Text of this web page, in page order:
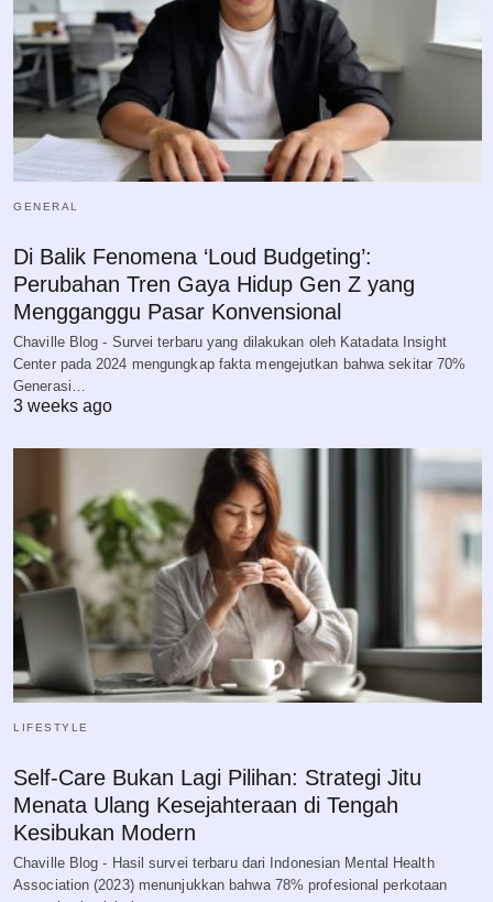
GENERAL
Di Balik Fenomena ‘Loud Budgeting’:
Perubahan Tren Gaya Hidup Gen Z yang
Mengganggu Pasar Konvensional
Chaville Blog - Survei terbaru yang dilakukan oleh Katadata Insight
Center pada 2024 mengungkap fakta mengejutkan bahwa sekitar 70%
Generasi…
3 weeks ago
LIFESTYLE
Self-Care Bukan Lagi Pilihan: Strategi Jitu
Menata Ulang Kesejahteraan di Tengah
Kesibukan Modern
Chaville Blog - Hasil survei terbaru dari Indonesian Mental Health
Association (2023) menunjukkan bahwa 78% profesional perkotaan